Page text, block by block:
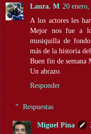
Laura. M 20
A los actores les
Mejor nos fue a
musiquilla de
más de la historia
Buen fin de semana
Un abrazo.
Responder
Respuestas
Miguel Pina